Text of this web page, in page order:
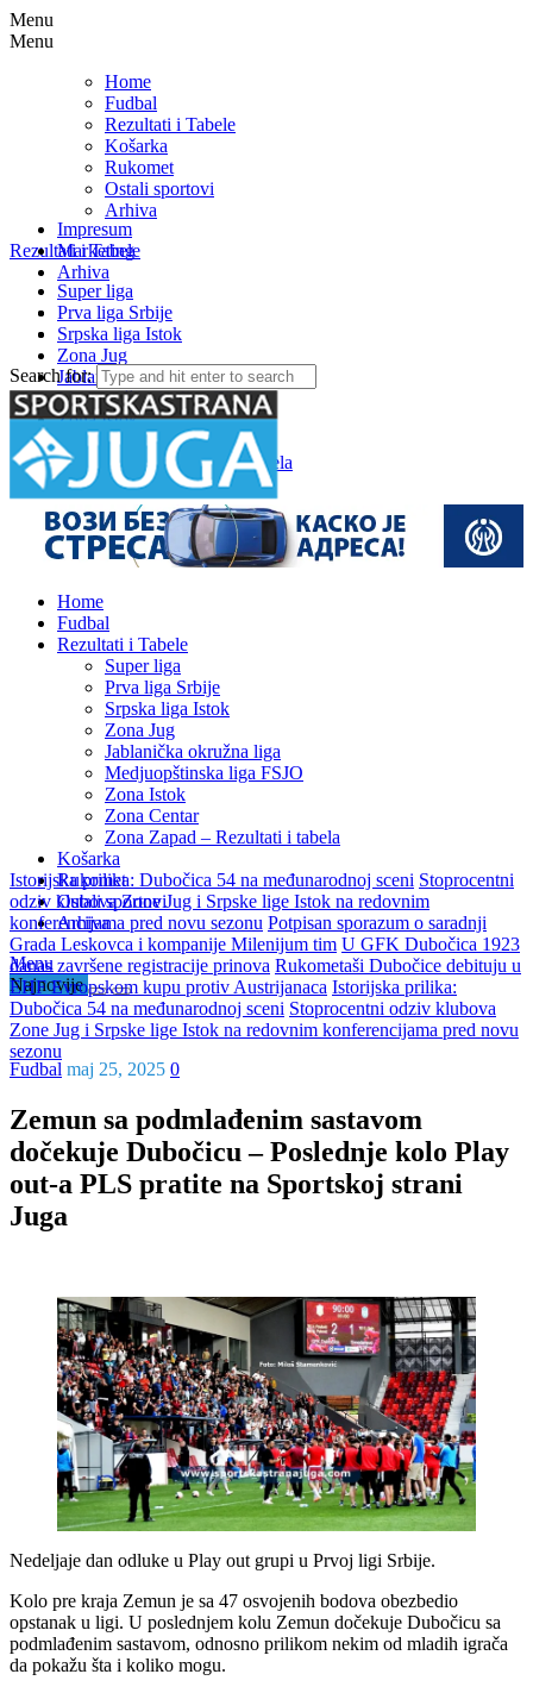
Menu
Menu
Home
Fudbal
Rezultati i Tabele
Košarka
Rukomet
Ostali sportovi
Arhiva
Rezultati i Tabele
Super liga
Prva liga Srbije
Srpska liga Istok
Zona Jug
Jablanička okružna liga
Medjuopštinska liga FSJO
Zona Istok
Zona Centar
Zona Zapad – Rezultati i tabela
Impresum
Marketing
Arhiva
Search for:
Home
Fudbal
Rezultati i Tabele
Super liga
Prva liga Srbije
Srpska liga Istok
Zona Jug
Jablanička okružna liga
Medjuopštinska liga FSJO
Zona Istok
Zona Centar
Zona Zapad – Rezultati i tabela
Košarka
Rukomet
Ostali sportovi
Arhiva
Menu
Najnovije
Istorijska prilika: Dubočica 54 na međunarodnoj sceni Stoprocentni
odziv klubova Zone Jug i Srpske lige Istok na redovnim
konferencijama pred novu sezonu Potpisan sporazum o saradnji
Grada Leskovca i kompanije Milenijum tim U GFK Dubočica 1923
danas završene registracije prinova Rukometaši Dubočice debituju u
EHF Evropskom kupu protiv Austrijanaca Istorijska prilika:
Dubočica 54 na međunarodnoj sceni Stoprocentni odziv klubova
Zone Jug i Srpske lige Istok na redovnim konferencijama pred novu
sezonu
Fudbal maj 25, 2025 0
Zemun sa podmlađenim sastavom
dočekuje Dubočicu – Poslednje kolo Play
out-a PLS pratite na Sportskoj strani
Juga
Nedeljaje dan odluke u Play out grupi u Prvoj ligi Srbije.
Kolo pre kraja Zemun je sa 47 osvojenih bodova obezbedio
opstanak u ligi. U poslednjem kolu Zemun dočekuje Dubočicu sa
podmlađenim sastavom, odnosno prilikom nekim od mladih igrača
da pokažu šta i koliko mogu.